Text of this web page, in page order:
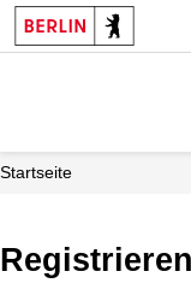
Startseite
Registrieren